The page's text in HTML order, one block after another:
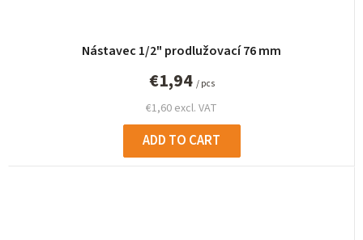
Nástavec 1/2" prodlužovací 76 mm
€1,60 excl. VAT
€1,94 / pcs
ADD TO CART